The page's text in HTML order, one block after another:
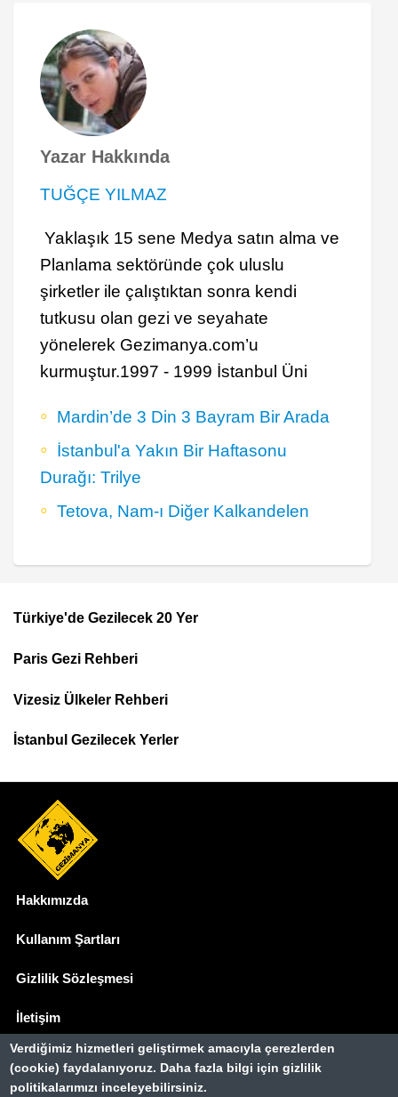
Yazar Hakkında
TUĞÇE YILMAZ
Yaklaşık 15 sene Medya satın alma ve
Planlama sektöründe çok uluslu
şirketler ile çalıştıktan sonra kendi
tutkusu olan gezi ve seyahate
yönelerek Gezimanya.com’u
kurmuştur.1997 - 1999 İstanbul Üni
Mardin’de 3 Din 3 Bayram Bir Arada
İstanbul'a Yakın Bir Haftasonu
Durağı: Trilye
Tetova, Nam-ı Diğer Kalkandelen
Top
Menu
Türkiye'de Gezilecek 20 Yer
Paris Gezi Rehberi
Vizesiz Ülkeler Rehberi
İstanbul Gezilecek Yerler
Hakkımızda
Kullanım Şartları
Gizlilik Sözleşmesi
İletişim
Basında Biz
Verdiğimiz hizmetleri geliştirmek amacıyla çerezlerden
(cookie) faydalanıyoruz. Daha fazla bilgi için gizlilik
politikalarımızı inceleyebilirsiniz.